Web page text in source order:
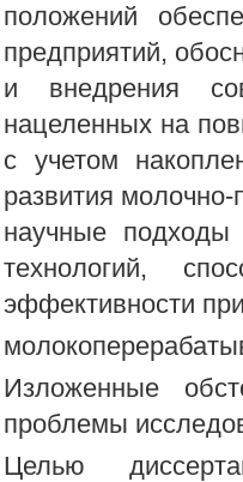
положений
предприятий,
и внедрения
нацеленных на
с учетом
развития молочно-
научные подходы
технологий,
эффективности
Изложенные
проблемы
Целью